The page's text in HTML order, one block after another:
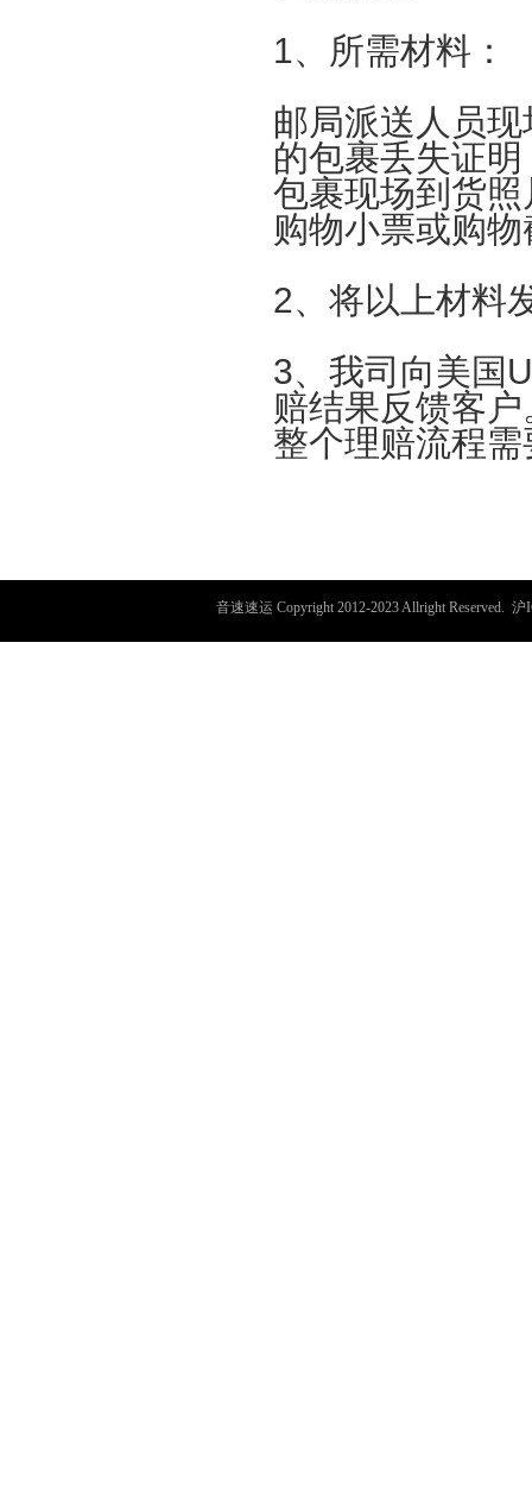
1、所需材料：
邮局派送人员
的包裹丢失证
包裹现场到货照
购物小票或购物
2、将以上材料
3、我司向美国
赔结果反馈客
整个理赔流程需
音速速运 Copyright 2012-2023 Allright Reserved.沪